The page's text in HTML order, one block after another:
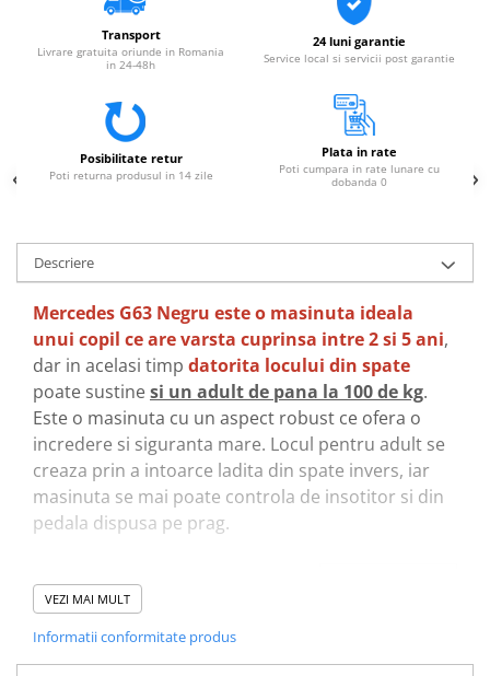
Transport
Livrare gratuita oriunde in Romania
in 24-48h
24 luni garantie
Service local si servicii post garantie
Posibilitate retur
Poti returna produsul in 14 zile
Plata in rate
Poti cumpara in rate lunare cu
dobanda 0
Descriere
Mercedes G63 Negru este o masinuta ideala
unui copil ce are varsta cuprinsa intre 2 si 5 ani,
dar in acelasi timp datorita locului din spate
poate sustinesi un adult de pana la 100 de kg.
Este o masinuta cu un aspect robust ce ofera o
incredere si siguranta mare. Locul pentru adult se
creaza prin a intoarce ladita din spate invers, iar
masinuta se mai poate controla de insotitor si din
pedala dispusa pe prag.
VEZI MAI MULT
Informatii conformitate produs